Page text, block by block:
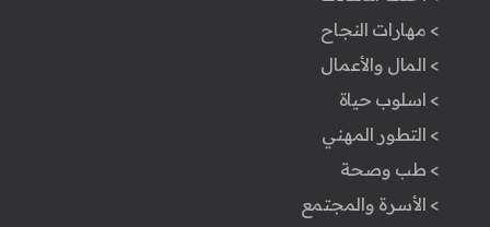
> مهارات النجاح
> المال والأعمال
> اسلوب حياة
> التطور المهني
> طب وصحة
> الأسرة والمجتمع